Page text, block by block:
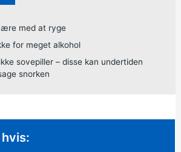
med at ryge
for meget alkohol
sovepiller – disse kan undertiden
snorken
rådgivning: